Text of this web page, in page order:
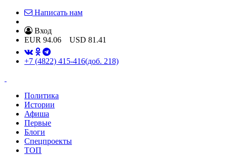
Написать нам
Вход
EUR 94.06 USD 81.41
+7 (4822) 415-416(доб. 218)
Политика
Истории
Афиша
Первые
Блоги
Спецпроекты
ТОП